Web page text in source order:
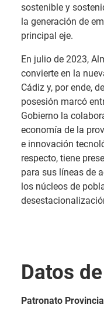
sostenible y
la generación de
principal eje.
En julio de 2023,
convierte en la
Cádiz y, por ende,
posesión marcó
Gobierno la
economía de la
e innovación
respecto, tiene
para sus líneas de
los núcleos de
Datos
Patronato